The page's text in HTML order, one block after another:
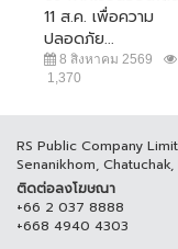
11 ส.ค. เพื่อความ
ปลอดภัย...
8 สิงหาคม 2569
1,370
RS Public Company
Senanikhom,
ติดต่อลงโฆษณา
+66 2 037 8888
+668 4940 4303